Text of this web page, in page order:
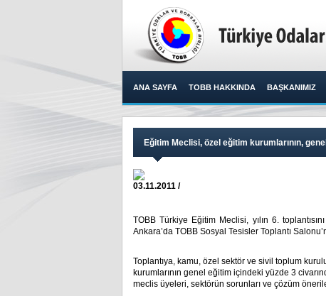
ANA SAYFA TOBB HAKKINDA BAŞKANIMIZ
Eğitim Meclisi, özel eğitim kurumlarının,
03.11.2011 /
TOBB Türkiye Eğitim Meclisi, yılın 6.
Ankara’da TOBB Sosyal Tesisler Toplantı
Toplantıya, kamu, özel sektör ve sivil toplum
kurumlarının genel eğitim içindeki yüzde 3
meclis üyeleri, sektörün sorunları ve çözüm